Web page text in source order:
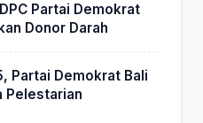
Partai Demokrat
Donor Darah
Partai Demokrat Bali
Pelestarian